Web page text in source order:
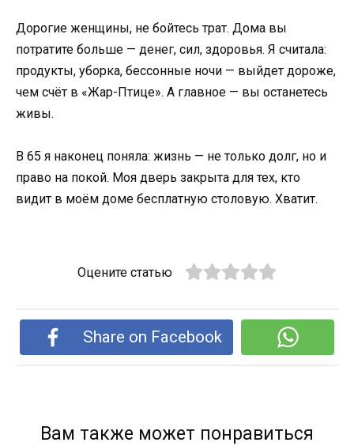
Дорогие женщины, не бойтесь трат. Дома вы
потратите больше — денег, сил, здоровья. Я считала:
продукты, уборка, бессонные ночи — выйдет дороже,
чем счёт в «Жар-Птице». А главное — вы останетесь
живы.
В 65 я наконец поняла: жизнь — не только долг, но и
право на покой. Моя дверь закрыта для тех, кто
видит в моём доме бесплатную столовую. Хватит.
Оцените статью
Share on Facebook
Вам также может понравиться